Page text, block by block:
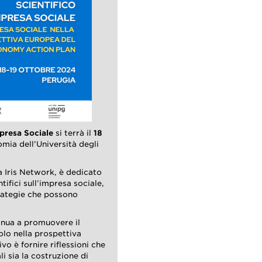
Sociale si terrà il18
dell’Università degli
Iris Network, è dedicato
sull’impresa sociale,
che possono
a promuovere il
nella prospettiva
è fornire riflessioni che
sia la costruzione di